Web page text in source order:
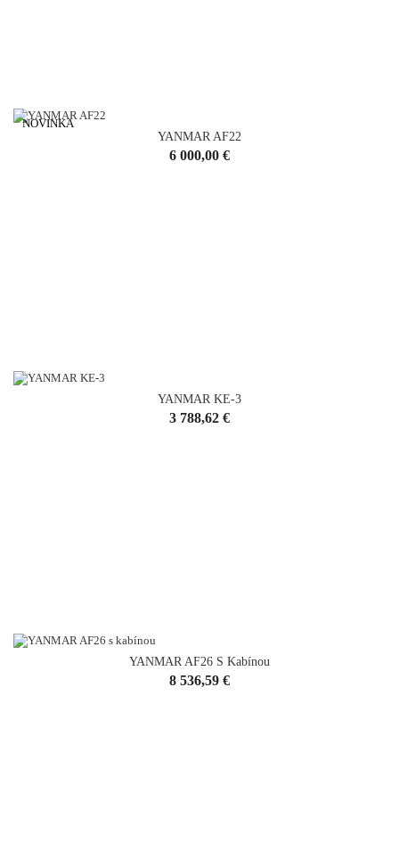
YANMAR AF22
Cena
6 000,00 €
NOVINKA
YANMAR KE-3
Cena
3 788,62 €
YANMAR AF26 S Kabínou
Cena
8 536,59 €